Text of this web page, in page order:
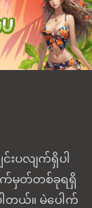
ပလျက်ရှိပါ
က်မှတ်တစ်ခုရရှိ
ါတယ်။ မဲပေါက်